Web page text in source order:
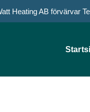
Heating AB förvärvar